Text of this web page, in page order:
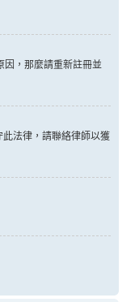
因，那麼請重新註冊並
法律，請聯絡律師以獲